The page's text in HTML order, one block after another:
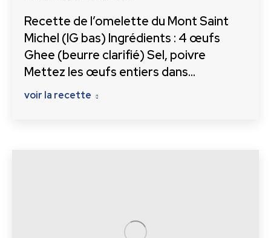
Recette de l’omelette du Mont Saint
Michel (IG bas) Ingrédients : 4 œufs
Ghee (beurre clarifié) Sel, poivre
Mettez les œufs entiers dans…
voir la recette